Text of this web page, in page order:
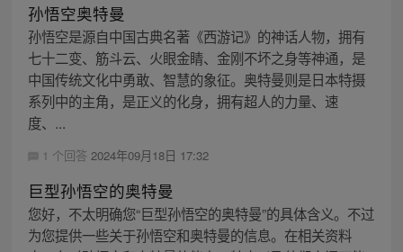
孙悟空奥特曼
孙悟空是源自中国古典名著《西游记》的神话人物，拥有
七十二变、筋斗云、火眼金睛、金刚不坏之身等神通，是
中国传统文化中勇敢、智慧的象征。奥特曼则是日本特摄
系列中的主角，是正义的化身，拥有超人的力量、速
度、...
1 个回答 2024年09月18日 17:32
巨型孙悟空的奥特曼
您好，不太明确您“巨型孙悟空的奥特曼”的具体含义。不过
为您提供一些关于孙悟空和奥特曼的信息。在相关资料